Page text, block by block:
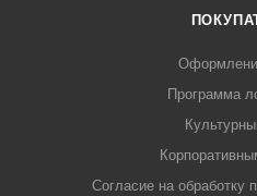
Программа
Согласие на обработку